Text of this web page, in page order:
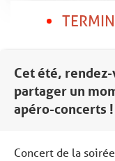
Cet été,
partager un
apéro-concerts !
Concert de la